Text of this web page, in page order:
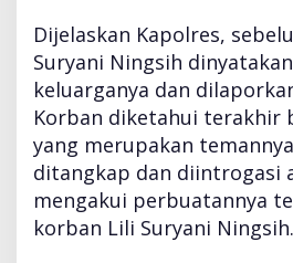
Dijelaskan Kapolres,
Suryani Ningsih
keluarganya dan
Korban diketahui terakhir
yang merupakan
ditangkap dan diintrogasi
mengakui perbuatannya
korban Lili Suryani Ningsih.